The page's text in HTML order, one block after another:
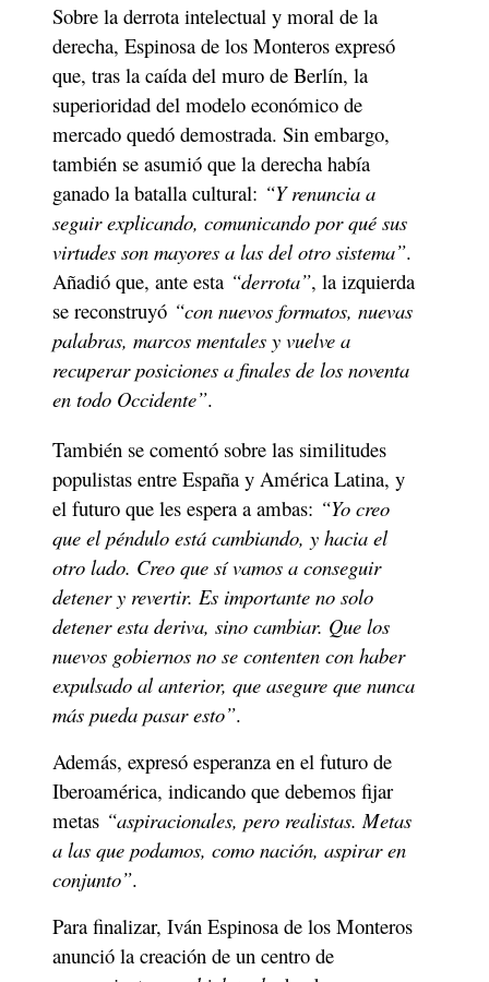
Sobre la derrota intelectual y moral de la
derecha, Espinosa de los Monteros expresó
que, tras la caída del muro de Berlín, la
superioridad del modelo económico de
mercado quedó demostrada. Sin embargo,
también se asumió que la derecha había
ganado la batalla cultural: “Y renuncia a
seguir explicando, comunicando por qué sus
virtudes son mayores a las del otro sistema”.
Añadió que, ante esta “derrota”, la izquierda
se reconstruyó “con nuevos formatos, nuevas
palabras, marcos mentales y vuelve a
recuperar posiciones a finales de los noventa
en todo Occidente”.
También se comentó sobre las similitudes
populistas entre España y América Latina, y
el futuro que les espera a ambas: “Yo creo
que el péndulo está cambiando, y hacia el
otro lado. Creo que sí vamos a conseguir
detener y revertir. Es importante no solo
detener esta deriva, sino cambiar. Que los
nuevos gobiernos no se contenten con haber
expulsado al anterior, que asegure que nunca
más pueda pasar esto”.
Además, expresó esperanza en el futuro de
Iberoamérica, indicando que debemos fijar
metas “aspiracionales, pero realistas. Metas
a las que podamos, como nación, aspirar en
conjunto”.
Para finalizar, Iván Espinosa de los Monteros
anunció la creación de un centro de